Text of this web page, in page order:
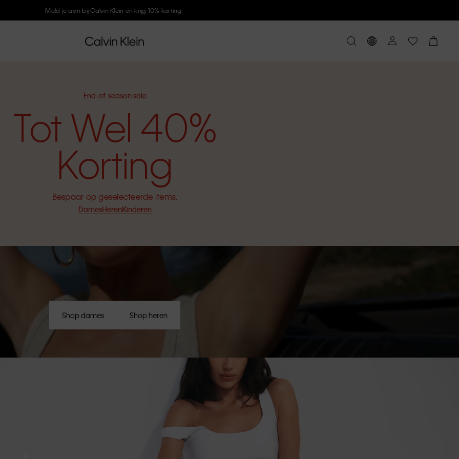
Meld je aan bij Calvin Klein en krijg 10% korting
End-of-season sale
Tot Wel 40%
Korting
Bespaar op geselecteerde items.
DamesHerenKinderen
Shop dames Shop heren